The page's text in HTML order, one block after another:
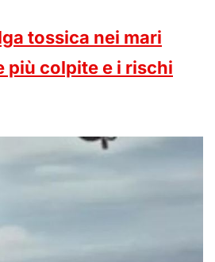
tossica nei mari
più colpite e i rischi